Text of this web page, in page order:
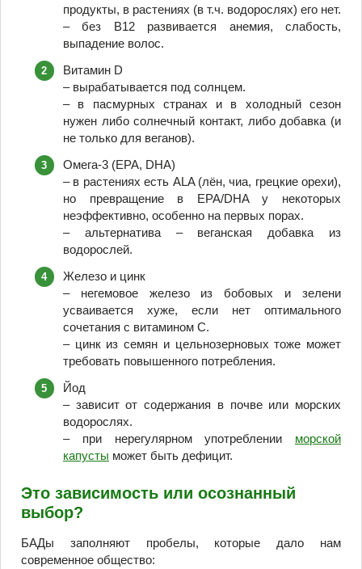
продукты, в растениях (в т.ч. водорослях) его нет.
– без B12 развивается анемия, слабость,
выпадение волос.
Витамин D
– вырабатывается под солнцем.
– в пасмурных странах и в холодный сезон
нужен либо солнечный контакт, либо добавка (и
не только для веганов).
Омега-3 (EPA, DHA)
– в растениях есть ALA (лён, чиа, грецкие орехи),
но превращение в EPA/DHA у некоторых
неэффективно, особенно на первых порах.
– альтернатива – веганская добавка из
водорослей.
Железо и цинк
– негемовое железо из бобовых и зелени
усваивается хуже, если нет оптимального
сочетания с витамином C.
– цинк из семян и цельнозерновых тоже может
требовать повышенного потребления.
Йод
– зависит от содержания в почве или морских
водорослях.
– при нерегулярном употреблении морской
капусты может быть дефицит.
Это зависимость или осознанный
выбор?
БАДы заполняют пробелы, которые дало нам
современное общество: